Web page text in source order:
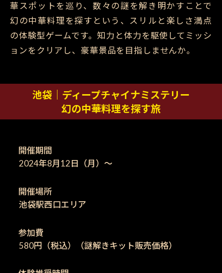
華スポットを巡り、数々の謎を解き明かすことで
幻の中華料理を探すという、スリルと楽しさ満点
の体験型ゲームです。知力と体力を駆使してミッシ
ョンをクリアし、豪華景品を目指しませんか。
池袋｜ディープチャイナミステリー
幻の中華料理を探す旅
開催期間
2024年8月12日（月）〜
開催場所
池袋駅西口エリア
参加費
580円（税込）（謎解きキット販売価格）